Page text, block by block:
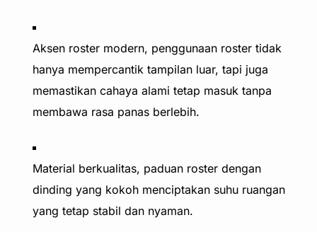
Aksen roster modern, penggunaan roster tidak
hanya mempercantik tampilan luar, tapi juga
memastikan cahaya alami tetap masuk tanpa
membawa rasa panas berlebih.
Material berkualitas, paduan roster dengan
dinding yang kokoh menciptakan suhu ruangan
yang tetap stabil dan nyaman.